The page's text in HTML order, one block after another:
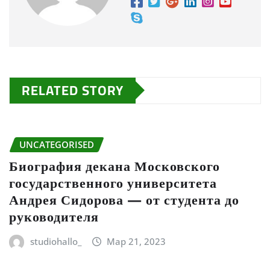
RELATED STORY
UNCATEGORISED
Биография декана Московского
государственного университета
Андрея Сидорова — от студента до
руководителя
studiohallo_ Мар 21, 2023